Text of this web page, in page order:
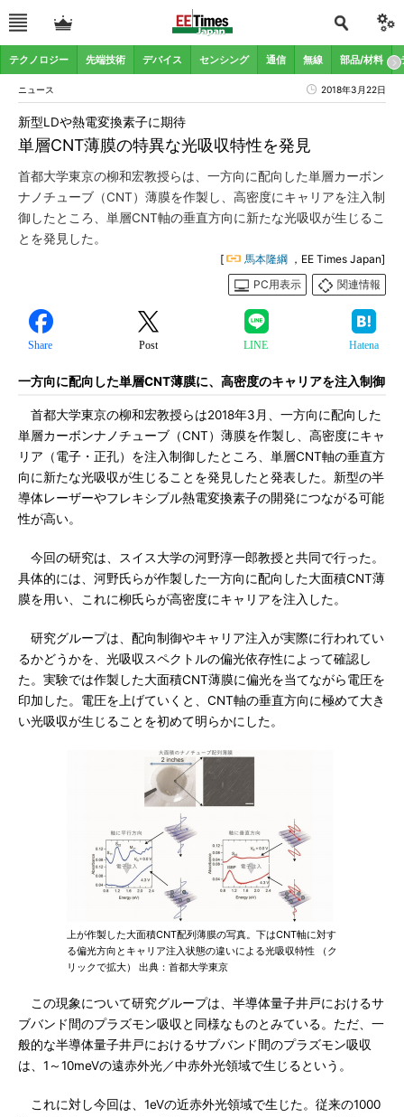
テクノロジー 先端技術 デバイス センシング 通信 無線 部品/材料
ニュース 2018年3月22日
単層CNT薄膜の特異な光吸収特性を発見
新型LDや熱電変換素子に期待
首都大学東京の柳和宏教授らは、一方向に配向した単層カーボン
ナノチューブ（CNT）薄膜を作製し、高密度にキャリアを注入制
御したところ、単層CNT軸の垂直方向に新たな光吸収が生じるこ
とを発見した。
[ 馬本隆綱 ，EE Times Japan]
PC用表示
関連情報
Share Post LINE Hatena
一方向に配向した単層CNT薄膜に、高密度のキャリアを注入制御
首都大学東京の柳和宏教授らは2018年3月、一方向に配向した
単層カーボンナノチューブ（CNT）薄膜を作製し、高密度にキャ
リア（電子・正孔）を注入制御したところ、単層CNT軸の垂直方
向に新たな光吸収が生じることを発見したと発表した。新型の半
導体レーザーやフレキシブル熱電変換素子の開発につながる可能
性が高い。
今回の研究は、スイス大学の河野淳一郎教授と共同で行った。
具体的には、河野氏らが作製した一方向に配向した大面積CNT薄
膜を用い、これに柳氏らが高密度にキャリアを注入した。
研究グループは、配向制御やキャリア注入が実際に行われてい
るかどうかを、光吸収スペクトルの偏光依存性によって確認し
た。実験では作製した大面積CNT薄膜に偏光を当てながら電圧を
印加した。電圧を上げていくと、CNT軸の垂直方向に極めて大き
い光吸収が生じることを初めて明らかにした。
上が作製した大面積CNT配列薄膜の写真。下はCNT軸に対す
る偏光方向とキャリア注入状態の違いによる光吸収特性 （ク
リックで拡大） 出典：首都大学東京
この現象について研究グループは、半導体量子井戸におけるサ
ブバンド間のプラズモン吸収と同様なものとみている。ただ、一
般的な半導体量子井戸におけるサブバンド間のプラズモン吸収
は、1～10meVの遠赤外光／中赤外光領域で生じるという。
これに対し今回は、1eVの近赤外光領域で生じた。従来の1000